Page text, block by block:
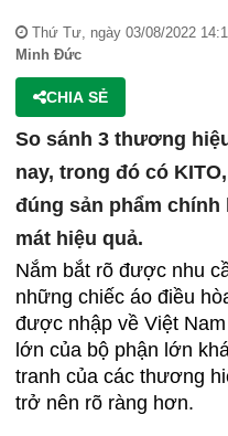
Thứ Tư, ngày 03/08/2022
Minh Đức
CHIA SẺ
So sánh 3 thương
nay, trong đó có
đúng sản phẩm chính
mát hiệu quả.
Nắm bắt rõ được nhu
những chiếc áo điều
được nhập về Việt
lớn của bộ phận lớn
tranh của các thương
trở nên rõ ràng hơn.